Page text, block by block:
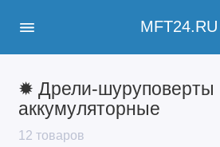
MFT24.RU
✹ Дрели-шуруповерты
аккумуляторные
12 товаров